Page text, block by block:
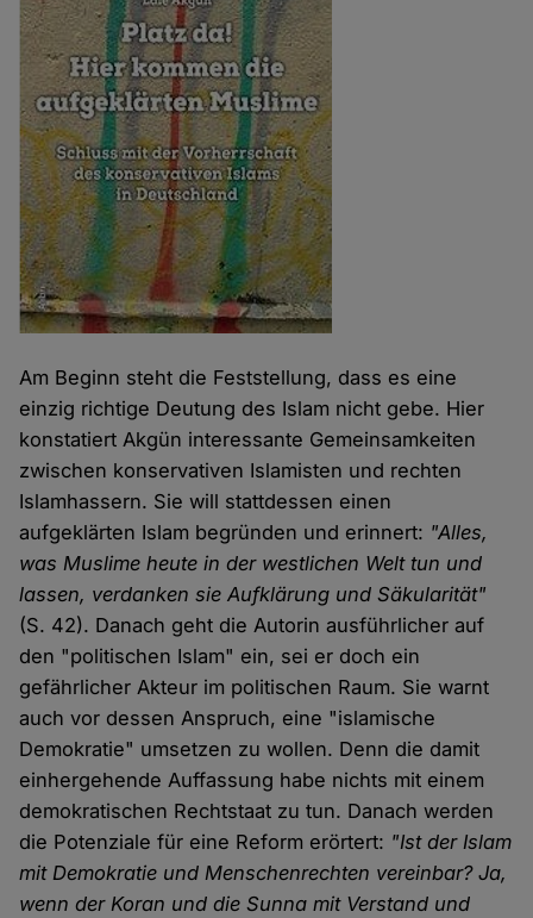
Am Beginn steht die Feststellung, dass es eine
einzig richtige Deutung des Islam nicht gebe. Hier
konstatiert Akgün interessante Gemeinsamkeiten
zwischen konservativen Islamisten und rechten
Islamhassern. Sie will stattdessen einen
aufgeklärten Islam begründen und erinnert: "Alles,
was Muslime heute in der westlichen Welt tun und
lassen, verdanken sie Aufklärung und Säkularität"
(S. 42). Danach geht die Autorin ausführlicher auf
den "politischen Islam" ein, sei er doch ein
gefährlicher Akteur im politischen Raum. Sie warnt
auch vor dessen Anspruch, eine "islamische
Demokratie" umsetzen zu wollen. Denn die damit
einhergehende Auffassung habe nichts mit einem
demokratischen Rechtstaat zu tun. Danach werden
die Potenziale für eine Reform erörtert: "Ist der Islam
mit Demokratie und Menschenrechten vereinbar? Ja,
wenn der Koran und die Sunna mit Verstand und